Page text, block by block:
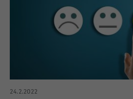
24.2.2022